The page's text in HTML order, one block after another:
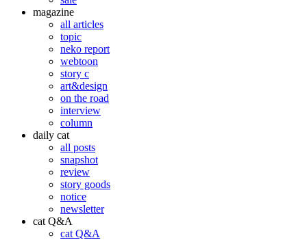
magazine
all articles
topic
neko report
webtoon
story c
art&design
on the road
interview
column
daily cat
all posts
snapshot
review
story goods
notice
newsletter
cat Q&A
cat Q&A